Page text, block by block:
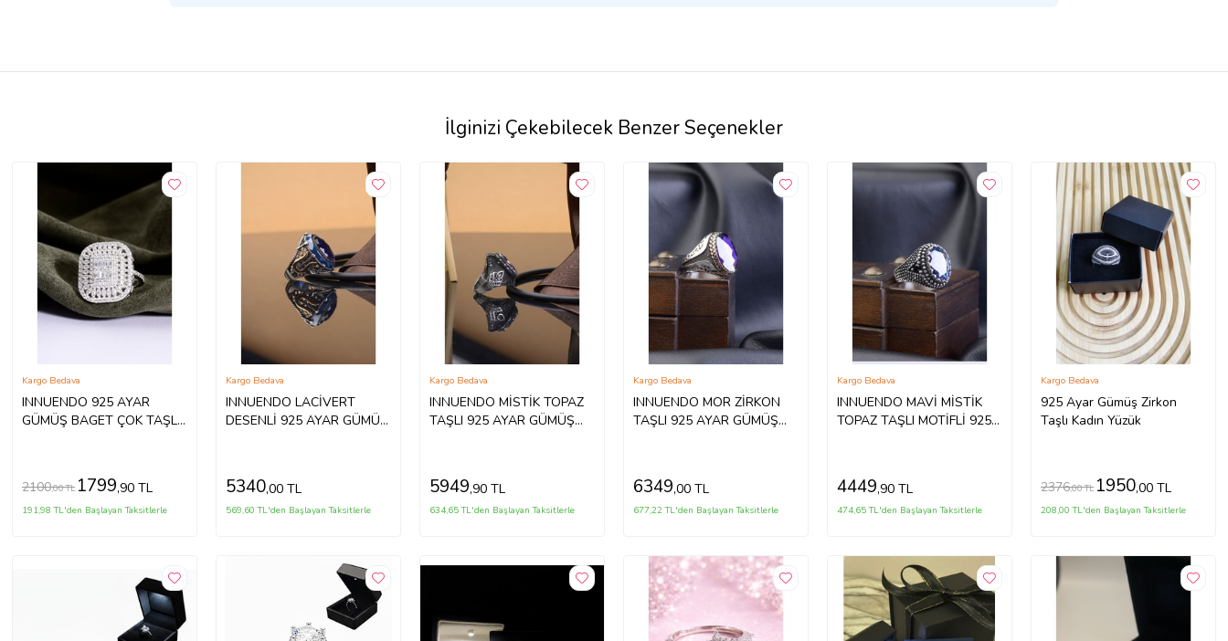
İlginizi Çekebilecek Benzer Seçenekler
INNUENDO 925 AYAR
GÜMÜŞ BAGET ÇOK TAŞLI
Kargo Bedava
2100,00 TL 1799,90 TL
191,98 TL'den Başlayan Taksitlerle
INNUENDO LACİVERT
DESENLİ 925 AYAR GÜMÜŞ
Kargo Bedava
5340,00 TL
569,60 TL'den Başlayan Taksitlerle
INNUENDO MİSTİK TOPAZ
TAŞLI 925 AYAR GÜMÜŞ
Kargo Bedava
5949,90 TL
634,65 TL'den Başlayan Taksitlerle
INNUENDO MOR ZİRKON
TAŞLI 925 AYAR GÜMÜŞ
Kargo Bedava
6349,00 TL
677,22 TL'den Başlayan Taksitlerle
INNUENDO MAVİ MİSTİK
TOPAZ TAŞLI MOTİFLİ 925
Kargo Bedava
4449,90 TL
474,65 TL'den Başlayan Taksitlerle
925 Ayar Gümüş Zirkon
Taşlı Kadın Yüzük
Kargo Bedava
2376,00 TL 1950,00 TL
208,00 TL'den Başlayan Taksitlerle